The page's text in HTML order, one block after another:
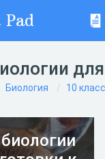
Биология 10 класс